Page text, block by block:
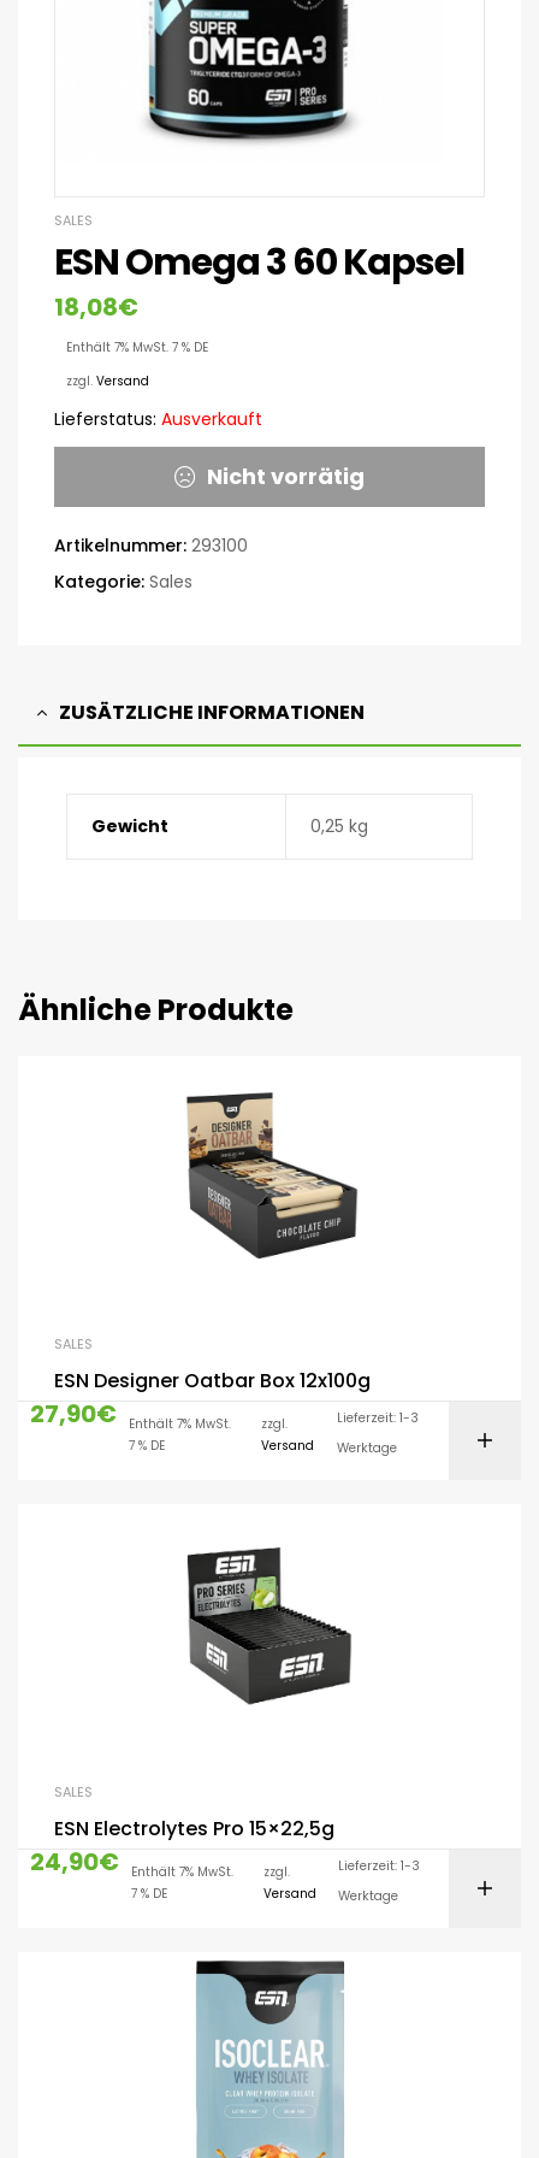
SALES
ESN Omega 3 60 Kapsel
18,08€
Enthält 7% MwSt. 7 % DE
zzgl. Versand
Lieferstatus: Ausverkauft
Nicht vorrätig
Artikelnummer: 293100
Kategorie: Sales
ZUSÄTZLICHE INFORMATIONEN
Gewicht 0,25 kg
Ähnliche Produkte
SALES
ESN Designer Oatbar Box 12x100g
27,90€
Enthält 7% MwSt.
7 % DE
zzgl.
Versand
Lieferzeit: 1-3
Werktage
SALES
ESN Electrolytes Pro 15×22,5g
24,90€
Enthält 7% MwSt.
7 % DE
zzgl.
Versand
Lieferzeit: 1-3
Werktage